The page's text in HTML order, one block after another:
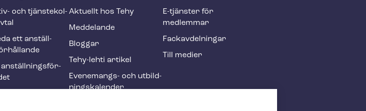
och tjäns­te­kol­
ett an­ställ­
an­ställ­nings­för­
Aktuellt hos Tehy
Meddelande
Bloggar
Tehy-lehti artikel
Evenemangs- och ut­bild­
nings­ka­len­der
E-tjänster för
medlemmar
Fackav­del­ning­ar
Till medier